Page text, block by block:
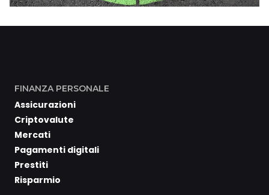
FINANZA PERSONALE
Assicurazioni
Criptovalute
Mercati
Pagamenti digitali
Prestiti
Risparmio